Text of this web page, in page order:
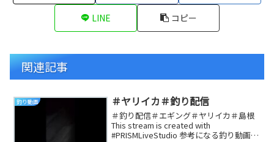
LINE コピー
関連記事
釣り動画 ＃ヤリイカ＃釣り配信
＃釣り配信＃エギング＃ヤリイカ＃島根
This stream is created with
#PRISMLiveStudio 参考になる釣り動画で